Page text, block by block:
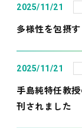
2025/11/21
多様性を包摂
2025/11/21
手島純特任教
刊されました